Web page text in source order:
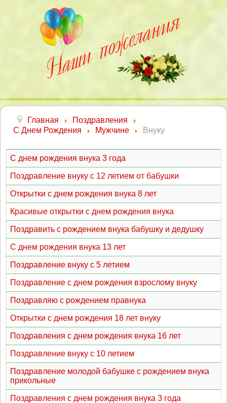
Главная
Поздравления
С Днем Рождения
Мужчине Внуку
С днем рождения внука 3 года
Поздравление внуку с 12 летием от бабушки
Открытки с днем рождения внука 8 лет
Красивые открытки с днем рождения внука
Поздравить с рождением внука бабушку и дедушку
С днем рождения внука 13 лет
Поздравление внуку с 5 летием
Поздравление с днем рождения взрослому внуку
Поздравляю с рождением правнука
Открытки с днем рождения 18 лет внуку
Поздравления с днем рождения внука 16 лет
Поздравление внуку с 10 летием
Поздравление молодой бабушке с рождением внука
прикольные
Поздравления с днем рождения внука 3 года